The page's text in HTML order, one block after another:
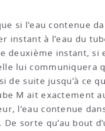
si l’eau contenue
instant à l’eau du
deuxième instant, si
lui communiquera
de suite jusqu’à ce
M ait exactement
l’eau contenue
sorte qu’au bout